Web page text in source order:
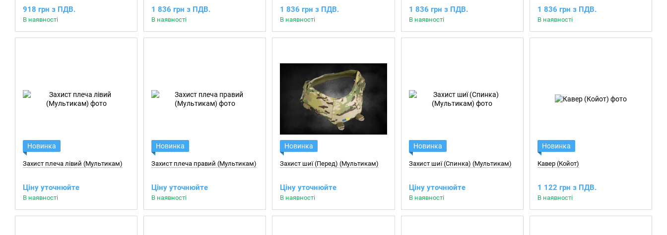
918 грн з ПДВ.
В наявності
1 836 грн з ПДВ.
В наявності
1 836 грн з ПДВ.
В наявності
1 836 грн з ПДВ.
В наявності
1 836 грн з ПДВ.
В наявності
Новинка
Захист плеча лівий (Мультикам)
Ціну уточнюйте
В наявності
Новинка
Захист плеча правий (Мультикам)
Ціну уточнюйте
В наявності
Новинка
Захист шиї (Перед) (Мультикам)
Ціну уточнюйте
В наявності
Новинка
Захист шиї (Спинка) (Мультикам)
Ціну уточнюйте
В наявності
Новинка
Кавер (Койот)
1 122 грн з ПДВ.
В наявності